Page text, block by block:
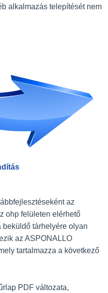
alkalmazás telepítését nem
az
ohp felületen elérhető
tárhelyére olyan
az ASPONALLO
tartalmazza a következő
PDF változata,